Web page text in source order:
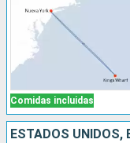
Comidas incluidas
ESTADOS UNIDOS,